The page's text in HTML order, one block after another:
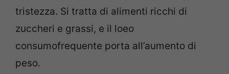
tristezza. Si tratta di alimenti ricchi di
zuccheri e grassi, e il loeo
consumofrequente porta all’aumento di
peso.